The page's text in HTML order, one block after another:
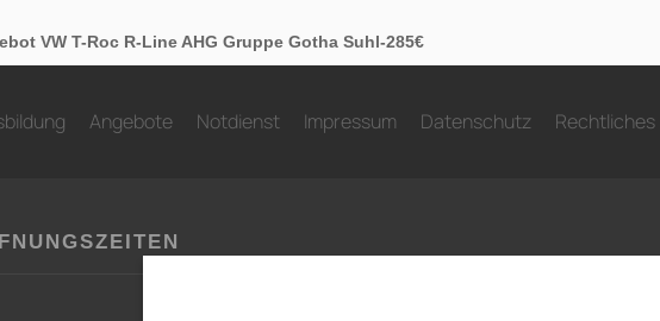
VW T-Roc R-Line AHG Gruppe Gotha Suhl-285€
Angebote Notdienst Impressum Datenschutz Rechtliches